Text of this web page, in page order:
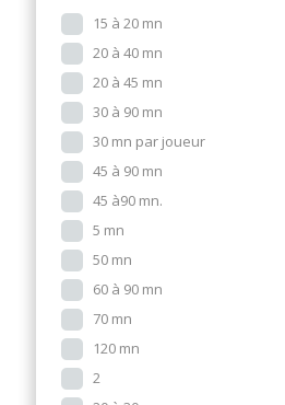
15 à 20 mn
20 à 40 mn
20 à 45 mn
30 à 90 mn
30 mn par joueur
45 à 90 mn
45 à90 mn.
5 mn
50 mn
60 à 90 mn
70 mn
120 mn
2